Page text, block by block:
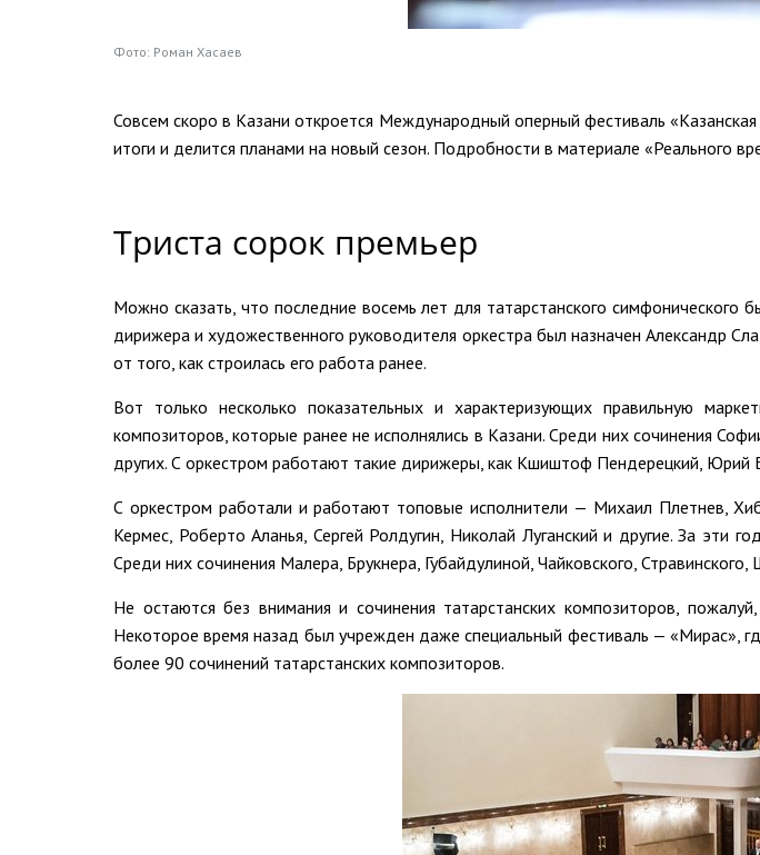
Фото: Роман Хасаев
Совсем скоро в Казани откроется Международный оперный фестиваль
итоги и делится планами на новый сезон. Подробности в материале «Реального
Триста сорок премьер
Можно сказать, что последние восемь лет для татарстанского симфонического
дирижера и художественного руководителя оркестра был назначен Александр
от того, как строилась его работа ранее.
Вот только несколько показательных и характеризующих правильную
композиторов, которые ранее не исполнялись в Казани. Среди них сочинения
других. С оркестром работают такие дирижеры, как Кшиштоф Пендерецкий,
С оркестром работали и работают топовые исполнители — Михаил Плетнев,
Кермес, Роберто Аланья, Сергей Ролдугин, Николай Луганский и другие. За
Среди них сочинения Малера, Брукнера, Губайдулиной, Чайковского, Стравинского,
Не остаются без внимания и сочинения татарстанских композиторов,
Некоторое время назад был учрежден даже специальный фестиваль — «Мирас»,
более 90 сочинений татарстанских композиторов.